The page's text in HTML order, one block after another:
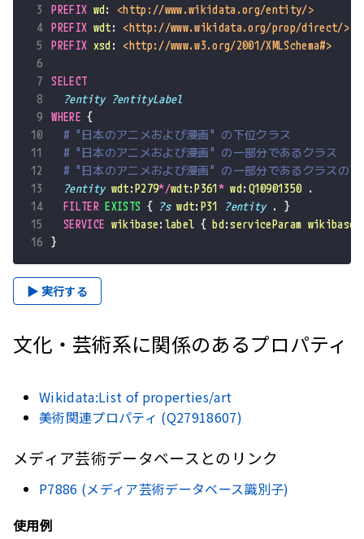
3
PREFIX wd:
<http://www.wikidata.org/entity/>
4
PREFIX wdt: <http://www.wikidata.org/prop/direct/>
5
PREFIX xsd: <http://www.w3.org/2001/XMLSchema#>
6
7
SELECT
8
?entity ?entityLabel
9
WHERE {
10
# "日本のアニメおよび漫画" の下位クラス
11
# "日本のアニメおよび漫画" の一部分であるクラス
12
# "日本のアニメおよび漫画" の一部分であるクラスの下
13
?entity wdt:P279*/wdt:P361* wd:Q10901350 .
14
FILTER EXISTS { ?s wdt:P31 ?entity . }
15
SERVICE wikibase:label { bd:serviceParam wikibase
16
}
▶ 実行する
文化・芸術系に関係のあるプロパティ
Wikidata:List of properties/art
美術関連プロパティ (Q27918607)
メディア芸術データベースとのリンク
P7886 (メディア芸術データベース識別子)
使用例